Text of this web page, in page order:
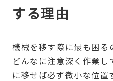
する理由
機械を移す際に最も困る
どんなに注意深く作業
に移せば必ず微小な位置